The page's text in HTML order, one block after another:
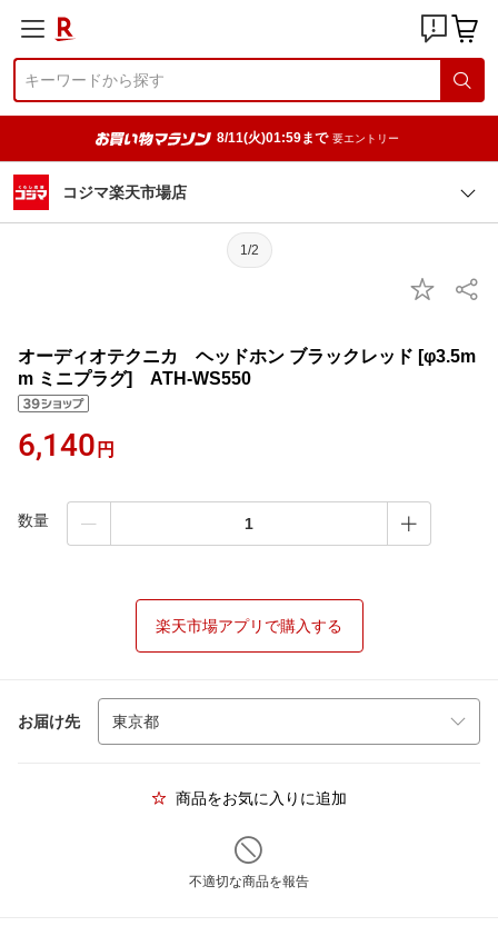
8/11(火)01:59まで 要エントリー
コジマ楽天市場店
1/2
オーディオテクニカ ヘッドホン ブラックレッド [φ3.5m
m ミニプラグ] ATH-WS550
6,140 円
数量
楽天市場アプリで購入する
お届け先
商品をお気に入りに追加
不適切な商品を報告